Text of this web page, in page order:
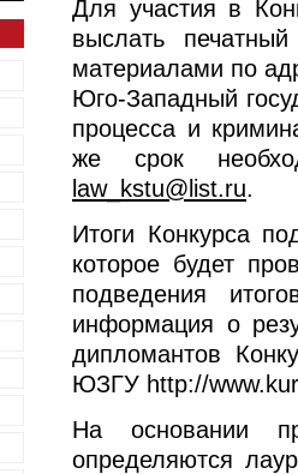
Для участия в
выслать
материалами по
Юго-Западный
процесса и
же срок
law_kstu@list.ru.
Итоги Конкурса
которое будет
подведения
информация о
дипломантов
ЮЗГУ http://
На основании
определяются